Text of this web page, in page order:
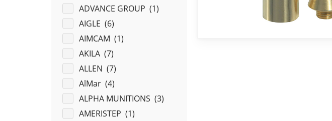
ADVANCE GROUP (1)
AIGLE (6)
AIMCAM (1)
AKILA (7)
ALLEN (7)
AlMar (4)
ALPHA MUNITIONS (3)
AMERISTEP (1)